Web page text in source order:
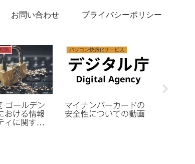
お問い合わせ プライバシーポリシー
WordPress.comと
WordPress.orgの違い
セキュリティ対策
「SECURITY
ACTION」の宣言